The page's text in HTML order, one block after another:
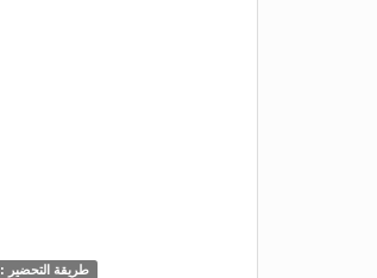
طريقة التحضير :